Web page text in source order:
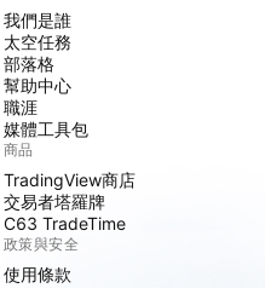
我們是誰
太空任務
部落格
幫助中心
職涯
媒體工具包
商品
TradingView商店
交易者塔羅牌
C63 TradeTime
政策與安全
使用條款